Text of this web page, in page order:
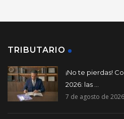
TRIBUTARIO
¡No te pierdas!
2026: las ...
7 de agosto de 2026